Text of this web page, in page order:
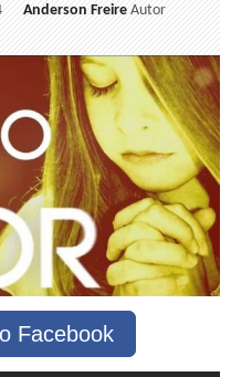
Anderson Freire Autor
Facebook